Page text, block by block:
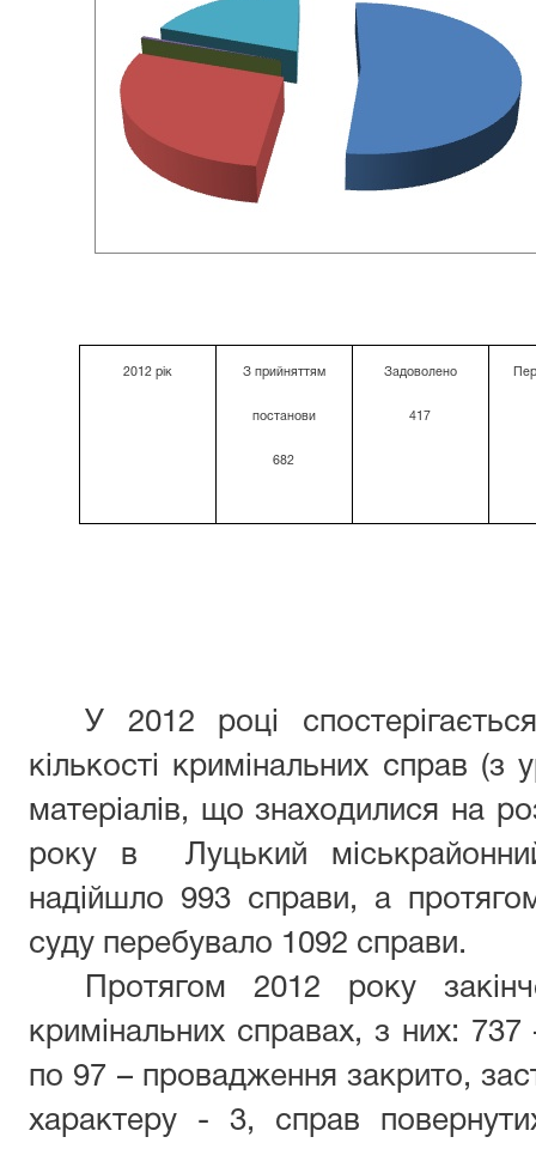
2012 рік З прийняттям
постанови
682
Задоволено
417
У 2012 році
кількості кримінальних справ
матеріалів, що знаходилися на
року в Луцький
надійшло 993 справи, а
суду перебувало 1092 справи.
Протягом 2012 року
кримінальних справах, з них:
по 97 – провадження закрито,
характеру - 3, справ